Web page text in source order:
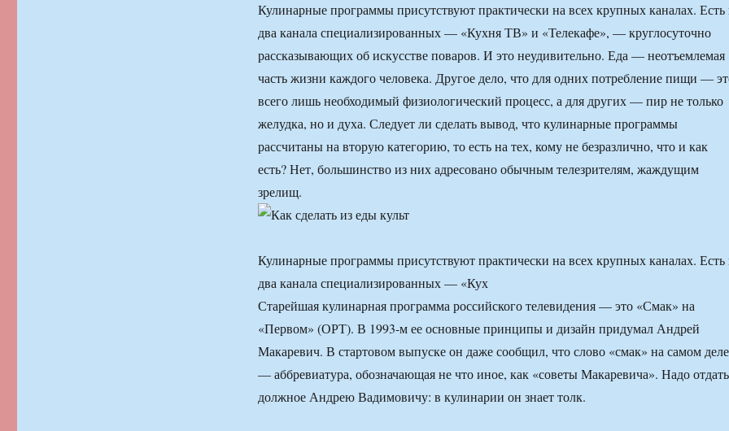
Кулинарные программы присутствуют практически на всех крупных каналах. Есть
два канала специализированных — «Кухня ТВ» и «Телекафе», — круглосуточно
рассказывающих об искусстве поваров. И это неудивительно. Еда — неотъемлемая
часть жизни каждого человека. Другое дело, что для одних потребление пищи —
всего лишь необходимый физиологический процесс, а для других — пир не только
желудка, но и духа. Следует ли сделать вывод, что кулинарные программы
рассчитаны на вторую категорию, то есть на тех, кому не безразлично, что и как
есть? Нет, большинство из них адресовано обычным телезрителям, жаждущим
зрелищ.
Кулинарные программы присутствуют практически на всех крупных каналах. Есть
два канала специализированных — «Кух
Старейшая кулинарная программа российского телевидения — это «Смак» на
«Первом» (ОРТ). В 1993-м ее основные принципы и дизайн придумал Андрей
Макаревич. В стартовом выпуске он даже сообщил, что слово «смак» на самом деле
— аббревиатура, обозначающая не что иное, как «советы Макаревича». Надо отдать
должное Андрею Вадимовичу: в кулинарии он знает толк.